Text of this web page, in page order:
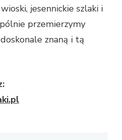
jesennickie szlaki i
przemierzymy
znaną i tą